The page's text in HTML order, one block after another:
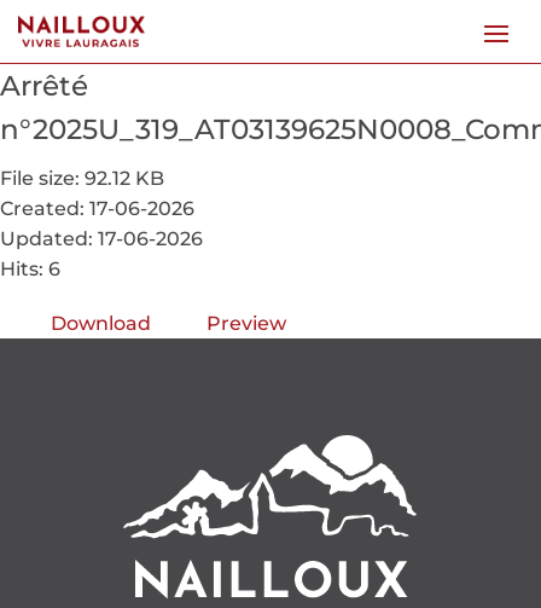
Arrêté
File size: 92.12 KB
Created: 17-06-2026
Updated: 17-06-2026
Hits: 6
Download Preview